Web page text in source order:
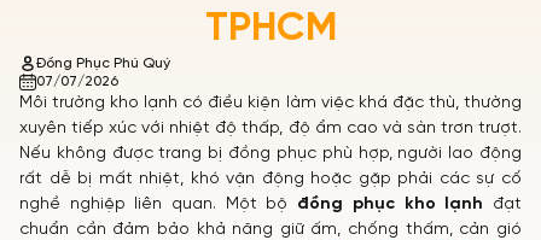
TPHCM
Đồng Phục Phú Quý
07/07/2026
Môi trường kho lạnh có điều kiện làm việc khá đặc thù, thường
xuyên tiếp xúc với nhiệt độ thấp, độ ẩm cao và sàn trơn trượt.
Nếu không được trang bị đồng phục phù hợp, người lao động
rất dễ bị mất nhiệt, khó vận động hoặc gặp phải các sự cố
nghề nghiệp liên quan. Một bộ đồng phục kho lạnh đạt
chuẩn cần đảm bảo khả năng giữ ấm, chống thấm, cản gió